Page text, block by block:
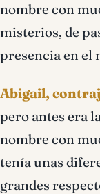
nombre con
misterios, de
presencia en el
Abigail,
pero antes era
nombre con
tenía unas
grandes